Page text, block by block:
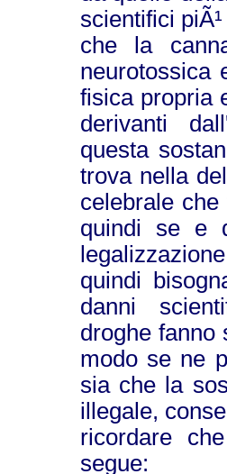
scientifici
che la
neurotossica
fisica propria
derivanti
questa
trova nella
celebrale
quindi se e
quindi
danni
droghe fanno
modo se ne
sia che la
illegale,
ricordare
segue: